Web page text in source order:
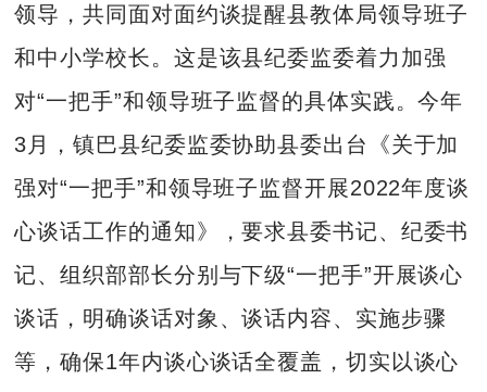
领导，共同面对面约谈提醒县教体局领导班子
和中小学校长。这是该县纪委监委着力加强
对“一把手”和领导班子监督的具体实践。今年
3月，镇巴县纪委监委协助县委出台《关于加
强对“一把手”和领导班子监督开展2022年度谈
心谈话工作的通知》，要求县委书记、纪委书
记、组织部部长分别与下级“一把手”开展谈心
谈话，明确谈话对象、谈话内容、实施步骤
等，确保1年内谈心谈话全覆盖，切实以谈心